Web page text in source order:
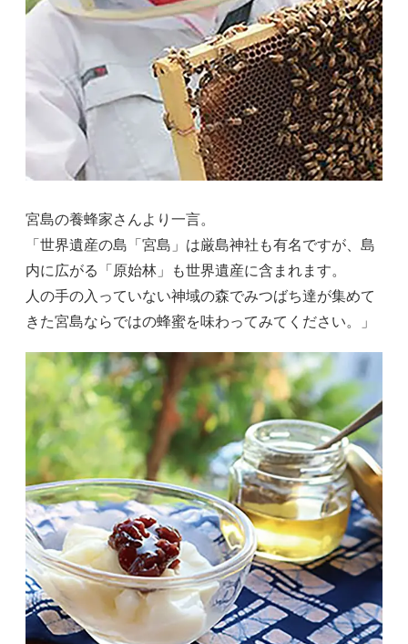
宮島の養蜂家さんより一言。
「世界遺産の島「宮島」は厳島神社も有名ですが、島
内に広がる「原始林」も世界遺産に含まれます。
人の手の入っていない神域の森でみつばち達が集めて
きた宮島ならではの蜂蜜を味わってみてください。」